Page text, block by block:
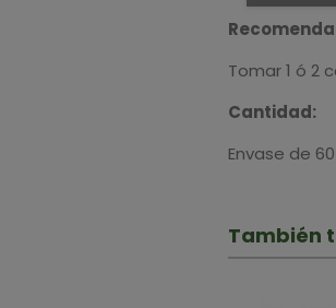
Tomar 1 ó 2
Cantidad:
Envase de
También